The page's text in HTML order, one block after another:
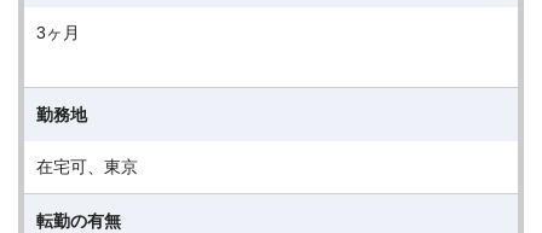
3ヶ月
勤務地
在宅可、東京
転勤の有無